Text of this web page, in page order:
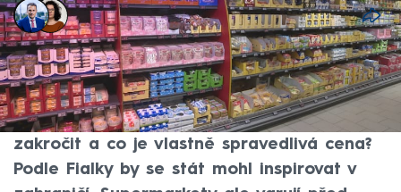
Jan Krejsa,Dominika Fuchsová
23. dub 2026, 07:50
Spotřebitelé nevědí, co je reálná a
spravedlivá cena. Tvrdí to potravinový
veřejný ochránce práv Jindřich Fialka. Je čas
zakročit a co je vlastně spravedlivá cena?
Podle Fialky by se stát mohl inspirovat v